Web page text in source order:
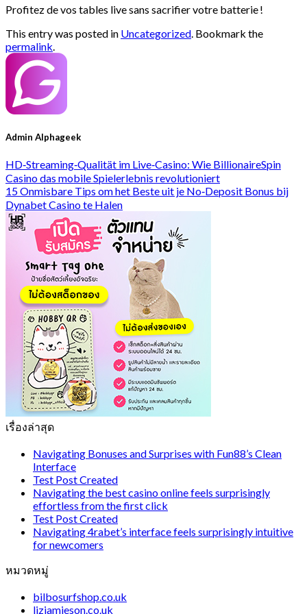
Profitez de vos tables live sans sacrifier votre batterie !
This entry was posted in Uncategorized. Bookmark the
permalink.
Admin Alphageek
HD‑Streaming‑Qualität im Live‑Casino: Wie BillionaireSpin
Casino das mobile Spielerlebnis revolutioniert
15 Onmisbare Tips om het Beste uit je No‑Deposit Bonus bij
Dynabet Casino te Halen
เรื่องล่าสุด
Navigating Bonuses and Surprises with Fun88’s Clean
Interface
Test Post Created
Navigating the best casino online feels surprisingly
effortless from the first click
Test Post Created
Navigating 4rabet’s interface feels surprisingly intuitive
for newcomers
หมวดหมู่
bilbosurfshop.co.uk
lizjamieson.co.uk